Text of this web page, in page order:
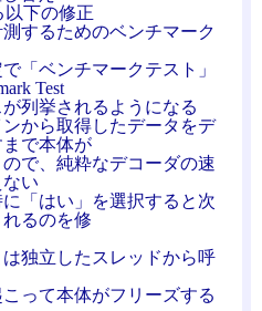
以下の修正
するためのベンチマーク
ベンチマークテスト」
Test
挙されるようになる
から取得したデータをデ
で本体が
、純粋なデコーダの速
い
「はい」を選択すると次
るのを修
独立したスレッドから呼
て本体がフリーズする